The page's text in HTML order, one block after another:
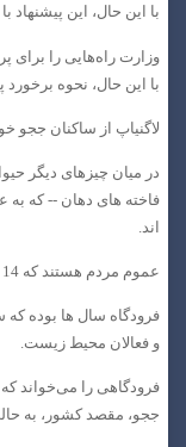
با این حال، این پیشنهاد
وزارت راه‌هایی را برای
با این حال، نحوه برخورد
لاگنیاپ از ساکنان ججو
در میان چیزهای دیگر
فاخته های دهان -- که
اند.
عموم مردم هستند که 14 روز نظر آنهاست.
فرودگاه سال ها بوده که
و فعالان محیط زیست.
ججو، مقصد کشور، به